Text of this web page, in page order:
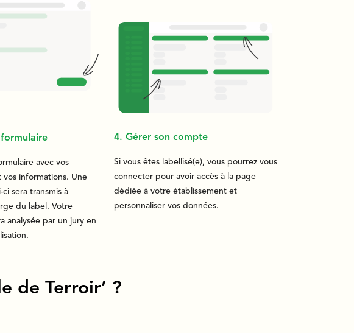
avec vos
vos informations. Une
sera transmis à
du label. Votre
analysée par un jury en
4. Gérer son compte
Si vous êtes labellisé(e), vous pourrez vous
connecter pour avoir accès à la page
dédiée à votre établissement et
personnaliser vos données.
de Terroir’ ?